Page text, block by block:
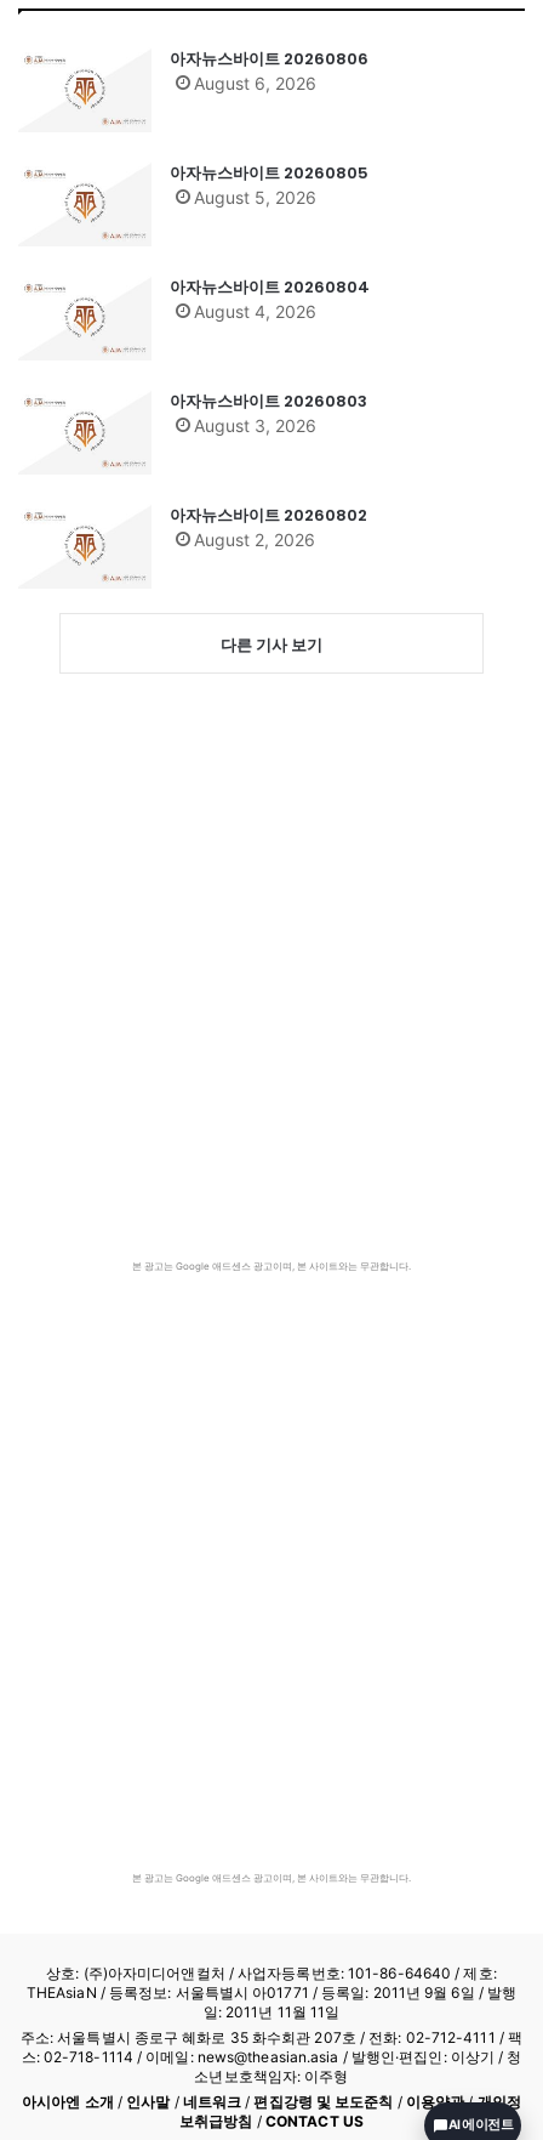
아자뉴스바이트 20260806
August 6, 2026
아자뉴스바이트 20260805
August 5, 2026
아자뉴스바이트 20260804
August 4, 2026
아자뉴스바이트 20260803
August 3, 2026
아자뉴스바이트 20260802
August 2, 2026
다른 기사 보기
본 광고는 Google 애드센스 광고이며, 본 사이트와는 무관합니다.
본 광고는 Google 애드센스 광고이며, 본 사이트와는 무관합니다.
상호: (주)아자미디어앤컬처 /사업자등록번호: 101-86-64640 / 제호:
THEAsiaN / 등록정보: 서울특별시 아01771 / 등록일: 2011년 9월 6일 / 발행
일: 2011년 11월 11일
주소: 서울특별시 종로구 혜화로 35 화수회관 207호 / 전화: 02-712-4111 / 팩
스: 02-718-1114 / 이메일: news@theasian.asia / 발행인·편집인: 이상기 / 청
소년보호책임자: 이주형
아시아엔 소개 / 인사말/ 네트워크 /편집강령 및 보도준칙 / 이용약관/개인정
보취급방침 / CONTACT US
AI 에이전트